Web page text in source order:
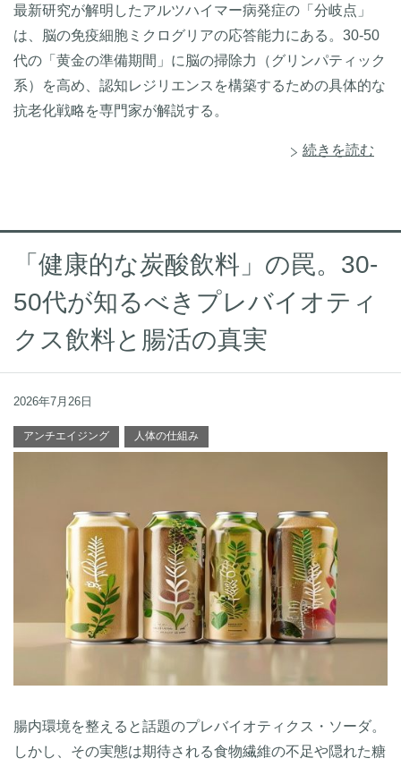
最新研究が解明したアルツハイマー病発症の「分岐点」
は、脳の免疫細胞ミクログリアの応答能力にある。30-50
代の「黄金の準備期間」に脳の掃除力（グリンパティック
系）を高め、認知レジリエンスを構築するための具体的な
抗老化戦略を専門家が解説する。
続きを読む
「健康的な炭酸飲料」の罠。30-
50代が知るべきプレバイオティ
クス飲料と腸活の真実
2026年7月26日
アンチエイジング 人体の仕組み
腸内環境を整えると話題のプレバイオティクス・ソーダ。
しかし、その実態は期待される食物繊維の不足や隠れた糖